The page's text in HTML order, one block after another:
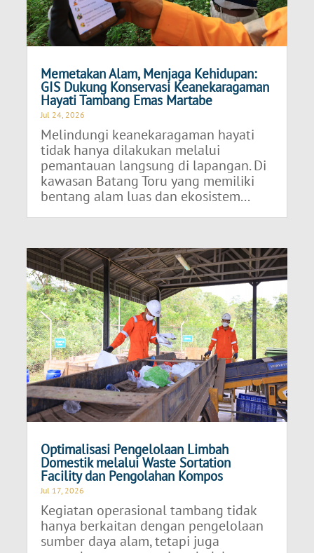
Memetakan Alam, Menjaga Kehidupan:
GIS Dukung Konservasi Keanekaragaman
Hayati Tambang Emas Martabe
Jul 24, 2026
Melindungi keanekaragaman hayati
tidak hanya dilakukan melalui
pemantauan langsung di lapangan. Di
kawasan Batang Toru yang memiliki
bentang alam luas dan ekosistem...
Optimalisasi Pengelolaan Limbah
Domestik melalui Waste Sortation
Facility dan Pengolahan Kompos
Jul 17, 2026
Kegiatan operasional tambang tidak
hanya berkaitan dengan pengelolaan
sumber daya alam, tetapi juga